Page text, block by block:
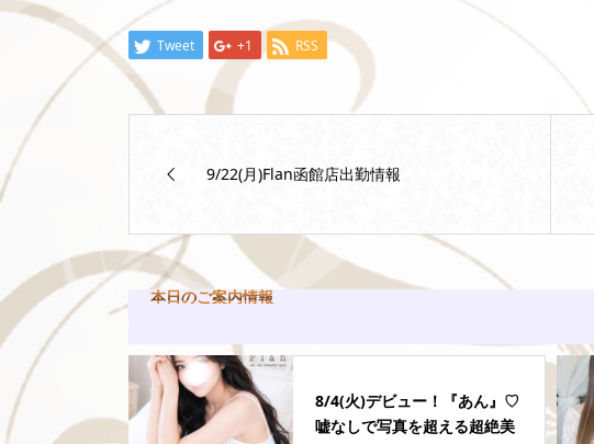
Tweet +1 RSS
9/22(月)Flan函館店出勤情報
本日のご案内情報
8/4(火)デビュー！『あん』♡
嘘なしで写真を超える超絶美